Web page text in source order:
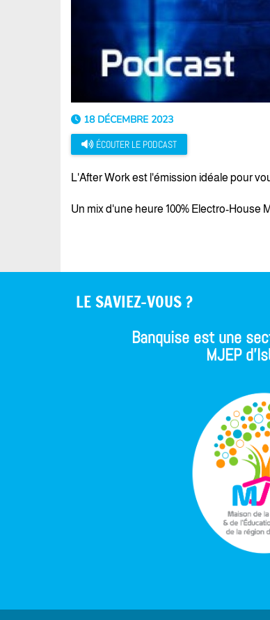
18 DÉCEMBRE 2023
ÉCOUTER LE PODCAST
L'After Work est l'émission idéale pour
Un mix d'une heure 100% Electro-House
LE SAVIEZ-VOUS ?
Banquise est une
MJEP